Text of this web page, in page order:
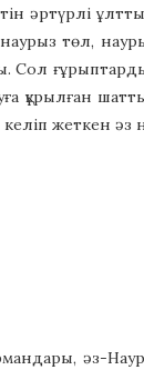
әртүрлі
төл,
Сол
құрылған
жеткен
әз-